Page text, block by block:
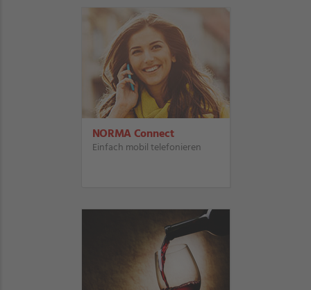
NORMA Connect
Einfach mobil telefonieren